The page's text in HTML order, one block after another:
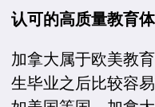
认可的高质量教育
加拿大属于欧美教
生毕业之后比较容